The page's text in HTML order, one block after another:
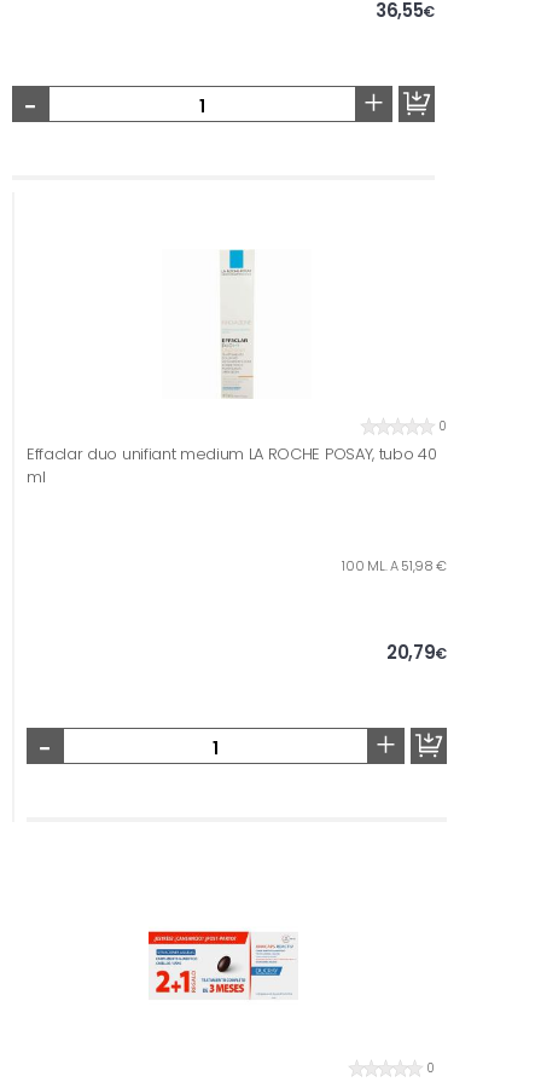
36,55€
- +
0
Effaclar duo unifiant medium LA ROCHE POSAY, tubo 40
ml
100 ML. A 51,98 €
20,79€
- +
0